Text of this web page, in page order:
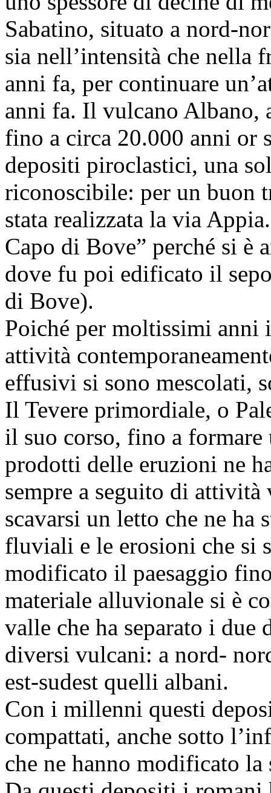
Sabatino, situato a nord-
sia nell’intensità che nella
anni fa, per continuare
anni fa. Il vulcano Albano,
fino a circa 20.000 anni or
depositi piroclastici, una
riconoscibile: per un buon
stata realizzata la via
Capo di Bove” perché si è
dove fu poi edificato il
di Bove).
Poiché per moltissimi anni
attività
effusivi si sono mescolati,
Il Tevere primordiale, o
il suo corso, fino a
prodotti delle eruzioni ne
sempre a seguito di
scavarsi un letto che ne
fluviali e le erosioni che si
modificato il paesaggio
materiale alluvionale si è
valle che ha separato i
diversi vulcani: a nord-
est-sudest quelli albani.
Con i millenni questi
compattati, anche sotto
che ne hanno modificato